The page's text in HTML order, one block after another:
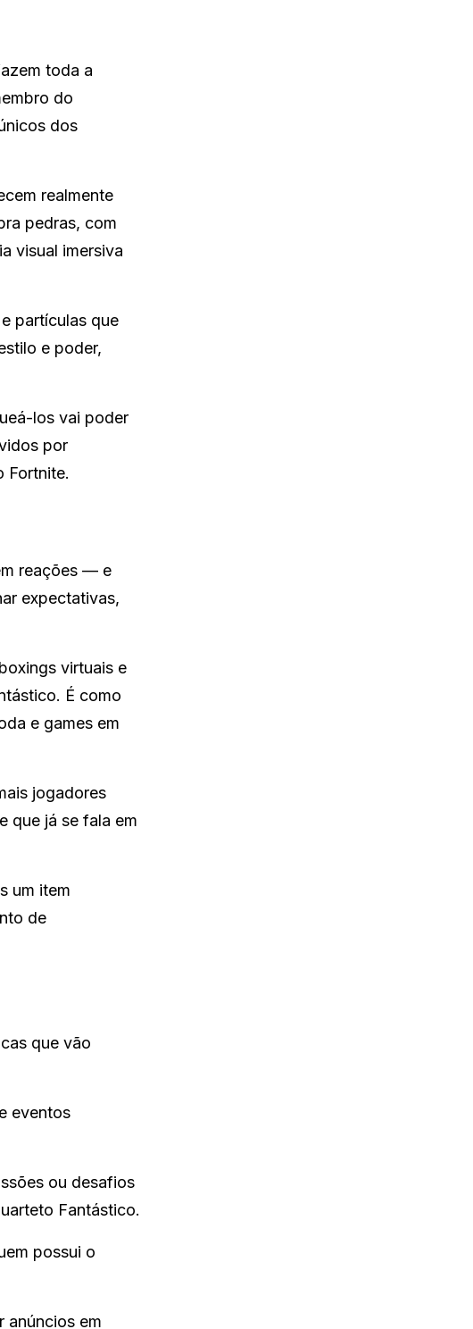
toda a
do
dos
realmente
pedras, com
visual imersiva
partículas que
e poder,
los vai poder
por
Fortnite.
reações — e
expectativas,
virtuais e
É como
e games em
jogadores
que já se fala em
um item
de
que vão
eventos
ou desafios
Fantástico.
possui o
anúncios em